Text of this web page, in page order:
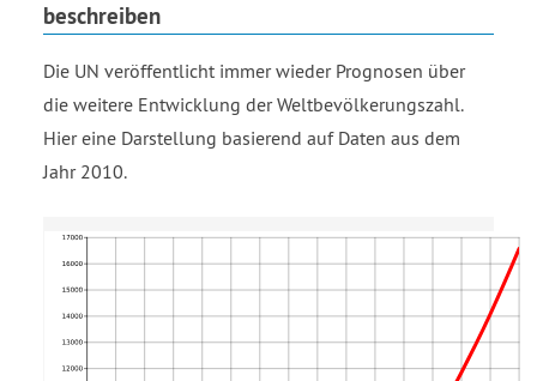
beschreiben
Die UN veröffentlicht immer wieder Prognosen über
die weitere Entwicklung der Weltbevölkerungszahl.
Hier eine Darstellung basierend auf Daten aus dem
Jahr 2010.
E-Mail
Seite*